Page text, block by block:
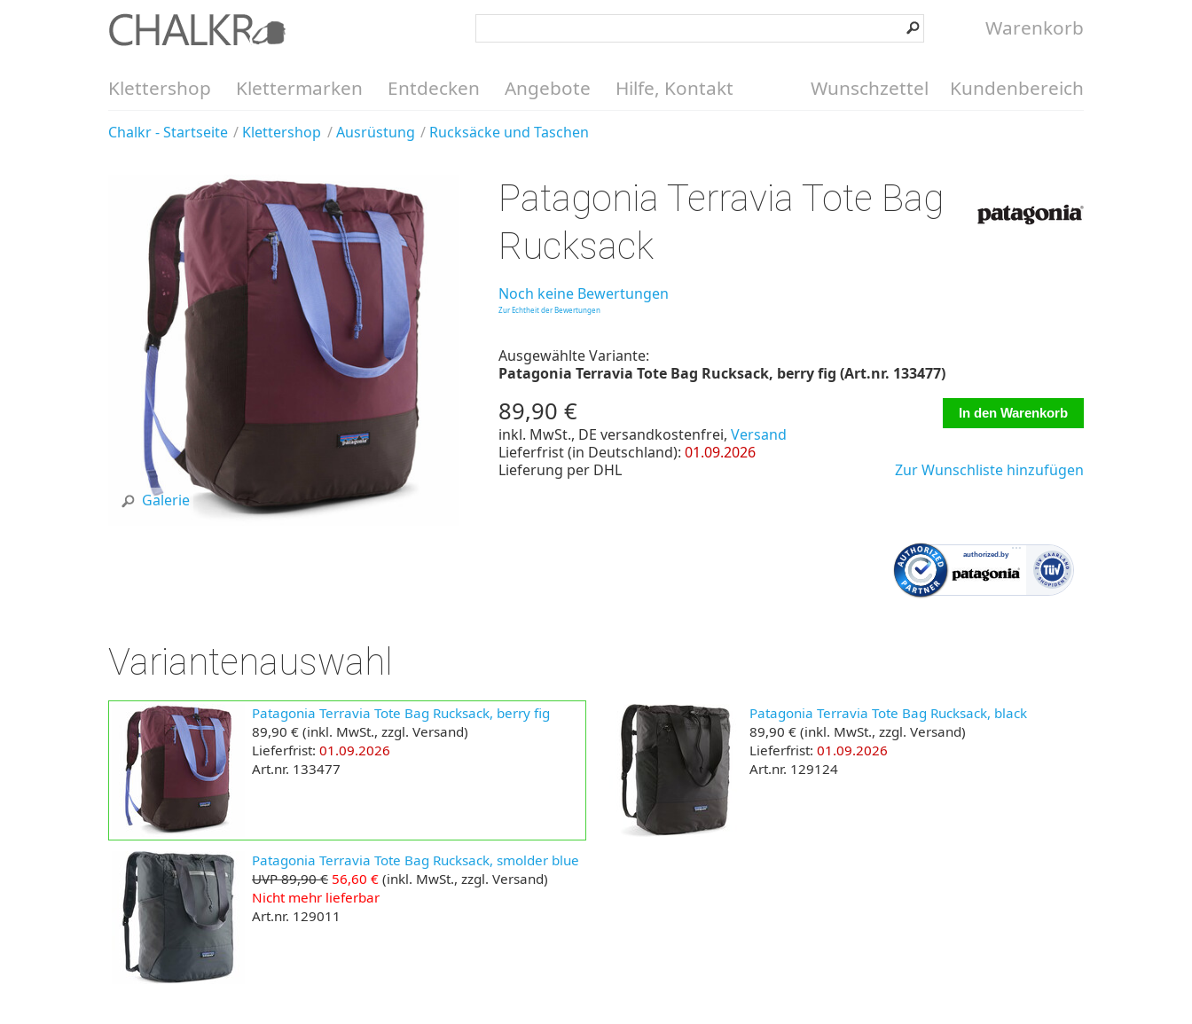
Warenkorb
Klettershop Klettermarken Entdecken Angebote Hilfe, Kontakt Kundenbereich
Wunschzettel
Chalkr - Startseite Klettershop Ausrüstung Rucksäcke und Taschen
Galerie
Patagonia Terravia Tote Bag
Rucksack
Noch keine Bewertungen
Zur Echtheit der Bewertungen
Ausgewählte Variante:
Patagonia Terravia Tote Bag Rucksack, berry fig (Art.nr. 133477)
89,90 €
inkl. MwSt., DE versandkostenfrei, Versand
Lieferfrist (in Deutschland): 01.09.2026
Lieferung per DHL
Zur Wunschliste hinzufügen
Variantenauswahl
Patagonia Terravia Tote Bag Rucksack, berry fig
89,90 € (inkl. MwSt., zzgl. Versand)
Lieferfrist:01.09.2026
Art.nr. 133477
Patagonia Terravia Tote Bag Rucksack, black
89,90 € (inkl. MwSt., zzgl. Versand)
Lieferfrist:01.09.2026
Art.nr. 129124
Patagonia Terravia Tote Bag Rucksack, smolder blue
UVP 89,90 € 56,60 € (inkl. MwSt., zzgl. Versand)
Nicht mehr lieferbar
Art.nr. 129011